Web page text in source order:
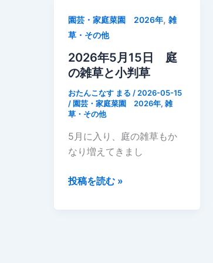
日
庭
の
雑
セ
イ
タ
カ
ワ
園芸・家庭菜園 2026年, 雑
草・その他
2026年5月15日 庭
の雑草と小判草
おたんこなす まる / 2026-05-15
/ 園芸・家庭菜園 2026年, 雑
草・その他
5月に入り、庭の雑草もか
なり増えてきまし
2026
投稿を読む »